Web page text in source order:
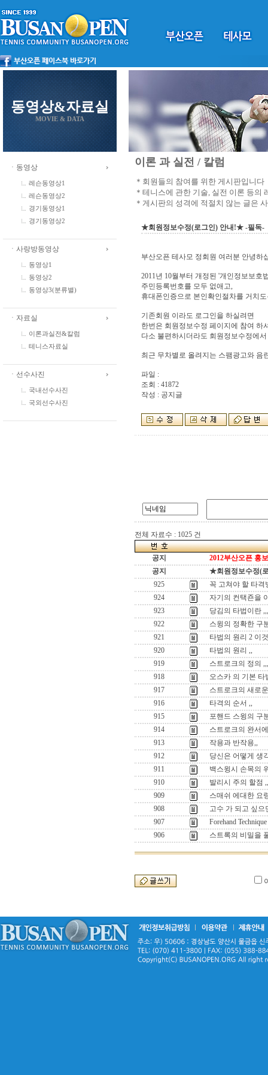
동영상&자료실
MOVIE & DATA
ㆍ동영상
레슨동영상1
레슨동영상2
경기동영상1
경기동영상2
ㆍ사랑방동영상
동영상1
동영상2
동영상3(분류별)
ㆍ자료실
이론과실전&칼럼
테니스자료실
ㆍ선수사진
국내선수사진
국외선수사진
이론 과 실전 / 칼럼
＊회원들의 참여를 위한 게시판입니다
＊테니스에 관한 기술, 실전 이론 등의
＊게시판의 성격에 적절치 않는 글은
★회원정보수정(로그인) 안내!★ -필독-
부산오픈 테사모 정회원 여러분 안녕하
2011년 10월부터 개정된 '개인정보보호
주민등록번호를 모두 없애고,
휴대폰인증으로 본인확인절차를 거치
기존회원 이라도 로그인을 하실려면
한번은 회원정보수정 페이지에 참여 하
다소 불편하시더라도 회원정보수정에
최근 무차별로 올려지는 스팸광고와 음
파일 :
조회 : 41872
작성 : 공지글
전체 자료수 : 1025 건
공지
2012부산오픈 홍
공지
★회원정보수정(
925
꼭 고쳐야 할 타격
924
자기의 컨택죤을
923
당김의 타법이란
922
스윙의 정확한 구
921
타법의 원리 2 이
920
타법의 원리 ,,
919
스트로크의 정의
918
오스카 의 기본 타
917
스트로크의 새로
916
타격의 순서 ,,
915
포핸드 스윙의 구
914
스트로크의 완서
913
작용과 반작용,,
912
당신은 어떻게 생
911
백스윙시 손목의
910
발리시 주의 할점 ,,
909
스매쉬 에대한 요
908
고수 가 되고 싶으
907
Forehand
906
스트록의 비밀을